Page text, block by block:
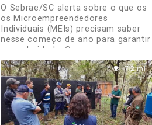
O Sebrae/SC alerta sobre o que os
os Microempreendedores
Individuais (MEIs) precisam saber
nesse começo de ano para garantir
a regularidade. O...
7.2 mil